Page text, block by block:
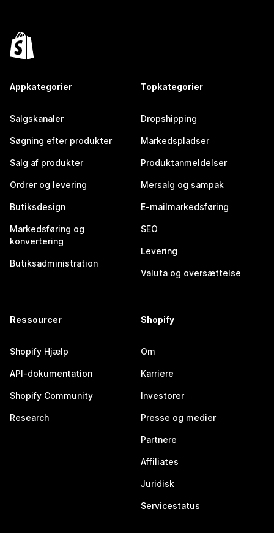
Appkategorier
Salgskanaler
Søgning efter produkter
Salg af produkter
Ordrer og levering
Butiksdesign
Markedsføring og
konvertering
Butiksadministration
Topkategorier
Dropshipping
Markedspladser
Produktanmeldelser
Mersalg og sampak
E-mailmarkedsføring
SEO
Levering
Valuta og oversættelse
Ressourcer
Shopify Hjælp
API-dokumentation
Shopify Community
Research
Shopify
Om
Karriere
Investorer
Presse og medier
Partnere
Affiliates
Juridisk
Servicestatus